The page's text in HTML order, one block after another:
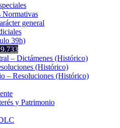
Normativas
general
39h)
– Dictámenes (Histórico)
(Histórico)
– Resoluciones (Histórico)
y Patrimonio